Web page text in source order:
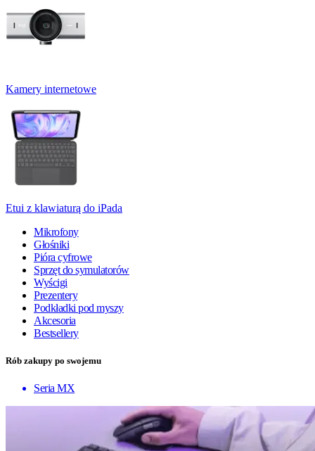
Kamery internetowe
Etui z klawiaturą do iPada
Mikrofony
Głośniki
Pióra cyfrowe
Sprzęt do symulatorów
Wyścigi
Prezentery
Podkładki pod myszy
Akcesoria
Bestsellery
Rób zakupy po swojemu
Seria MX